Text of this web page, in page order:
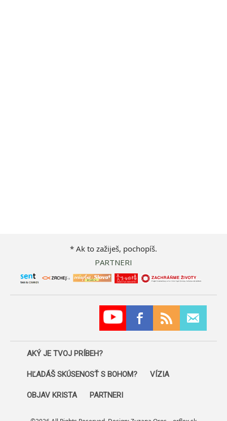
* Ak to zažiješ, pochopíš.
PARTNERI
AKÝ JE TVOJ PRÍBEH?
HĽADÁŠ SKÚSENOSŤ S BOHOM? VÍZIA
OBJAV KRISTA PARTNERI